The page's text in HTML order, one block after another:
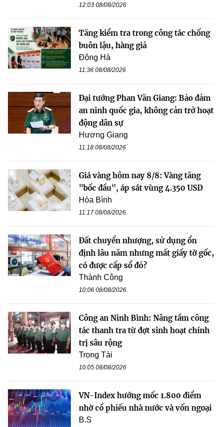
12:03 08/08/2026
Tăng kiểm tra trong công tác chống
buôn lậu, hàng giả
Đông Hà
11:36 08/08/2026
Đại tướng Phan Văn Giang: Bảo đảm
an ninh quốc gia, không cản trở hoạt
động dân sự
Hương Giang
11:18 08/08/2026
Giá vàng hôm nay 8/8: Vàng tăng
"bốc đầu", áp sát vùng 4.350 USD
Hòa Bình
11:17 08/08/2026
Đất chuyển nhượng, sử dụng ổn
định lâu năm nhưng mất giấy tờ gốc,
có được cấp sổ đỏ?
Thành Công
10:06 08/08/2026
Công an Ninh Bình: Nâng tầm công
tác thanh tra từ đợt sinh hoạt chính
trị sâu rộng
Trọng Tài
10:05 08/08/2026
VN-Index hướng mốc 1.800 điểm
nhờ cổ phiếu nhà nước và vốn ngoại
B.S